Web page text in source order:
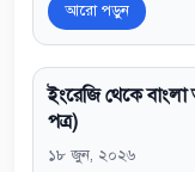
আরো পড়ুন
ইংরেজি থেকে
পত্র)
১৮ জুন, ২০২৬